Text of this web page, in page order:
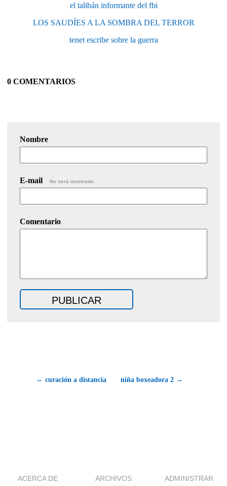
el talibán informante del fbi
LOS SAUDÍES A LA SOMBRA DEL TERROR
tenet escribe sobre la guerra
0 COMENTARIOS
Nombre
E-mail No será mostrado.
Comentario
← curación a distancia niña boxeadora 2 →
ACERCA DE ARCHIVOS ADMINISTRAR